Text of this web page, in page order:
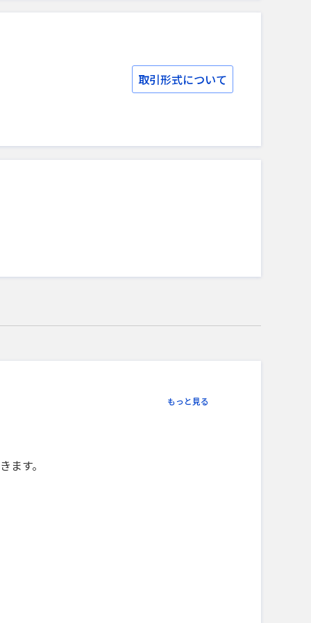
取引形式について
もっと見る
ます。